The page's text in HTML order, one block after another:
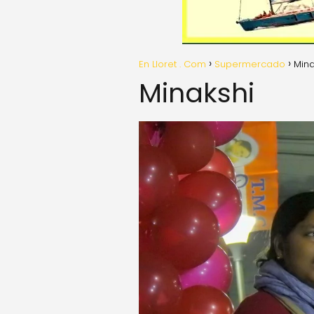
En Lloret . Com Supermercado
Minakshi